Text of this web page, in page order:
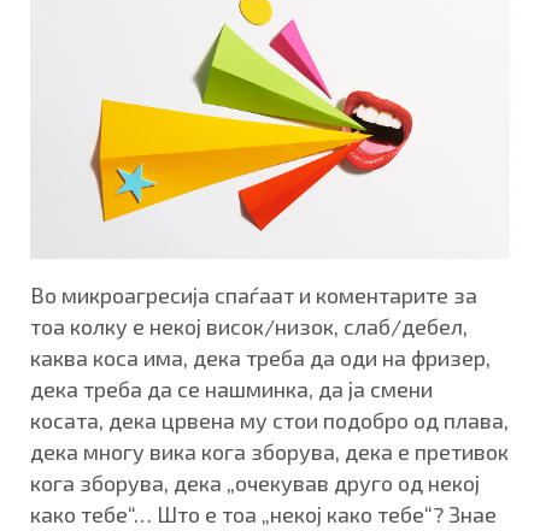
Во микроагресија спаѓаат и коментарите за
тоа колку е некој висок/низок, слаб/дебел,
каква коса има, дека треба да оди на фризер,
дека треба да се нашминка, да ја смени
косата, дека црвена му стои подобро од плава,
дека многу вика кога зборува, дека е претивок
кога зборува, дека „очекував друго од некој
како тебе“… Што е тоа „некој како тебе“? Знае